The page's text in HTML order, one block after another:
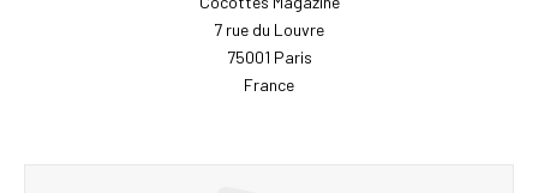
7 rue du Louvre
75001 Paris
France